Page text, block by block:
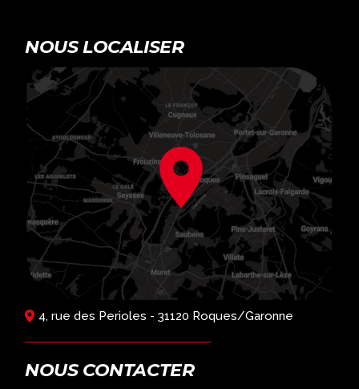
NOUS LOCALISER
4, rue des Perioles - 31120 Roques/Garonne
NOUS CONTACTER